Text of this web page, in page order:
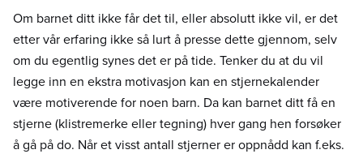
Om barnet ditt ikke får det til, eller absolutt ikke vil, er det
etter vår erfaring ikke så lurt å presse dette gjennom, selv
om du egentlig synes det er på tide. Tenker du at du vil
legge inn en ekstra motivasjon kan en stjernekalender
være motiverende for noen barn. Da kan barnet ditt få en
stjerne (klistremerke eller tegning) hver gang hen forsøker
å gå på do. Når et visst antall stjerner er oppnådd kan f.eks.